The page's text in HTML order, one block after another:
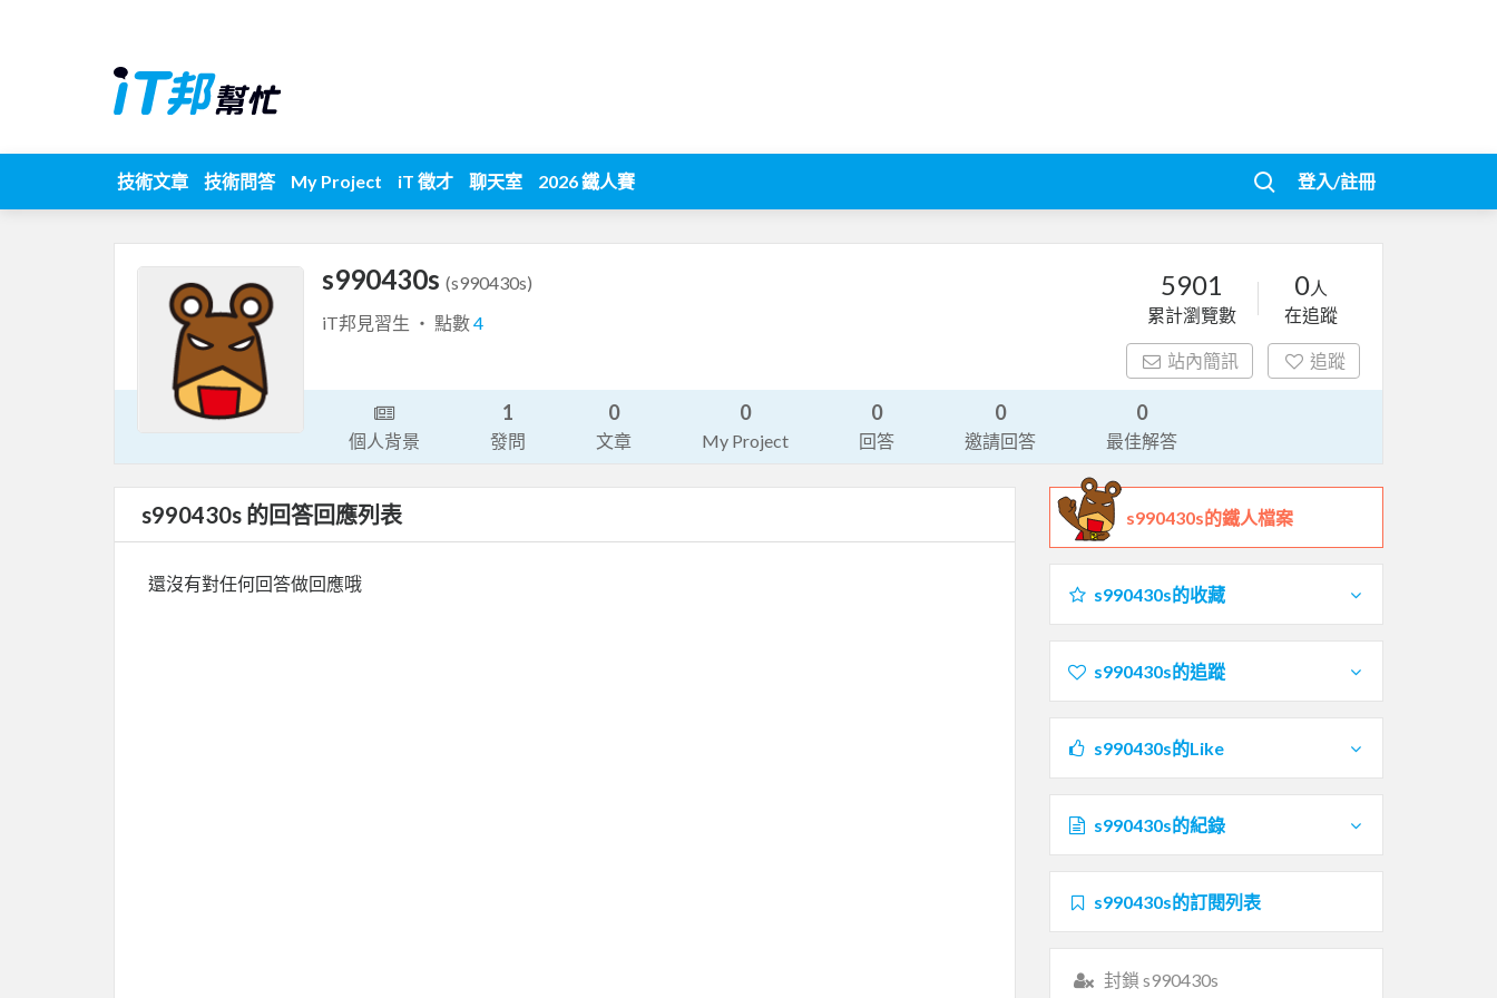
技術文章 技術問答 My Project iT 徵才 聊天室 2026 鐵人賽 登入/註冊
s990430s (s990430s)
iT邦見習生 ‧ 點數4
5901
累計瀏覽數
0人
在追蹤
站內簡訊 追蹤
個人背景
1
發問
0
文章
0
My Project
0
回答
0
邀請回答
0
最佳解答
s990430s 的回答回應列表
還沒有對任何回答做回應哦
s990430s的鐵人檔案
s990430s的收藏
s990430s的追蹤
s990430s的Like
s990430s的紀錄
s990430s的訂閱列表
封鎖 s990430s